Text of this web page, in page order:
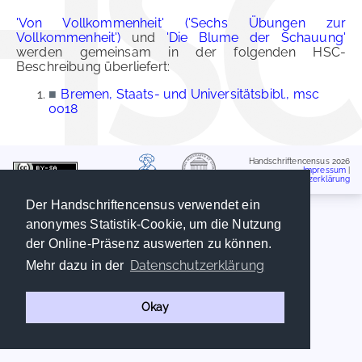
Der Handschriftencensus verwendet ein
anonymes Statistik-Cookie, um die Nutzung
der Online-Präsenz auswerten zu können.
Mehr dazu in der Datenschutzerklärung
Okay
'Von Vollkommenheit' ('Sechs Übungen zur
Vollkommenheit') und 'Die Blume der Schauung'
werden gemeinsam in der folgenden HSC-
Beschreibung überliefert:
■ Bremen, Staats- und Universitätsbibl., msc
0018
Handschriftencensus 2026
Impressum
Datenschutzerklärung